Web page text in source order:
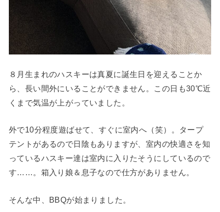
８月生まれのハスキーは真夏に誕生日を迎えることか
ら、長い間外にいることができません。この日も30℃近
くまで気温が上がっていました。
外で10分程度遊ばせて、すぐに室内へ（笑）。タープ
テントがあるので日陰もありますが、室内の快適さを知
っているハスキー達は室内に入りたそうにしているので
す……。箱入り娘＆息子なので仕方がありません。
そんな中、BBQが始まりました。